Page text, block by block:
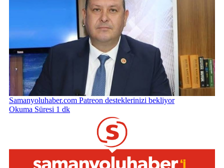
Samanyoluhaber.com Patreon desteklerinizi bekliyor
Okuma Süresi 1 dk